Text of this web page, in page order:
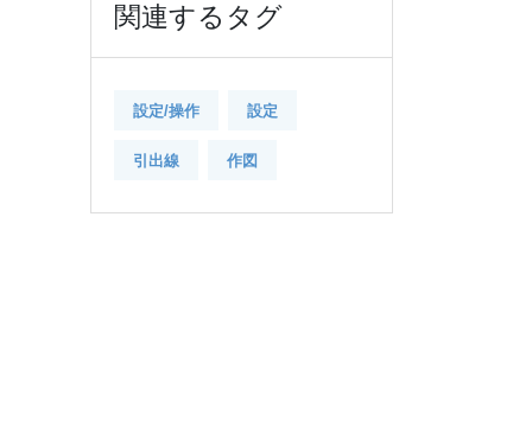
関連するタグ
設定/操作 設定
引出線 作図